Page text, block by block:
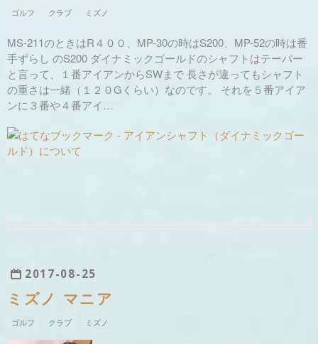
ゴルフ クラブ ミズノ
MS-211のときはR４００、MP-30の時はS200、MP-52の時は番
手ずらし のS200 ダイナミックゴールドのシャフトはテーパー
と言って、１番アイアンからSWまで 長さが違ってもシャフト
の重さは一緒（１２０Gくらい）なのです。 それを５番アイア
ンに３番や４番アイ…
2017-08- 25
ミズノ マニア
ゴルフ クラブ ミズノ